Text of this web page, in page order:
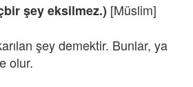
şey eksilmez.) [Müslim]
şey demektir. Bunlar, ya
olur.